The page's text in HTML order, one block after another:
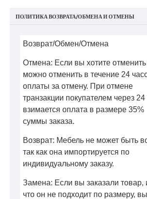
ПОЛИТИКА ВОЗВРАТА/ОБМЕНА И ОТМЕНЫ
Возврат/Обмен/Отмена
Отмена: Если вы хотите отменить
можно отменить в течение 24
оплаты за отмену. При отмене
транзакции покупателем через 24
взимается оплата в размере
суммы заказа.
Возврат: Мебель не может быть
так как она импортируется по
индивидуальному заказу.
Замена: Если вы заказали товар,
что он не подходит по размеру,